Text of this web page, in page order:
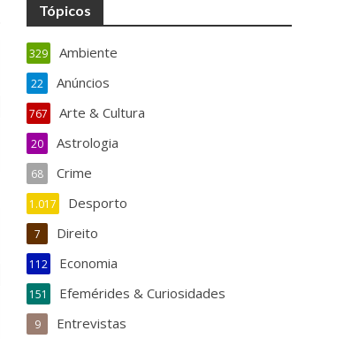
Tópicos
Ambiente
329
Anúncios
22
Arte & Cultura
767
Astrologia
20
Crime
68
Desporto
1.017
Direito
7
Economia
112
Efemérides & Curiosidades
151
Entrevistas
9